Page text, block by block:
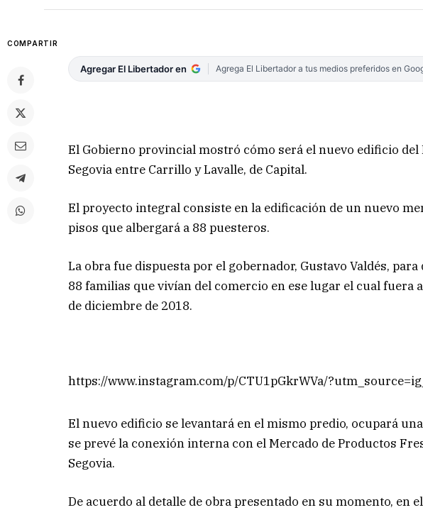
COMPARTIR
Agregar El Libertador en Agrega El Libertador a tus medios preferidos en
El Gobierno provincial mostró cómo será el nuevo edificio
Segovia entre Carrillo y Lavalle, de Capital.
El proyecto integral consiste en la edificación de un nuevo
pisos que albergará a 88 puesteros.
La obra fue dispuesta por el gobernador, Gustavo Valdés,
88 familias que vivían del comercio en ese lugar el cual fuera
de diciembre de 2018.
https://www.instagram.com/p/CTU1pGkrWVa/
El nuevo edificio se levantará en el mismo predio, ocupará
se prevé la conexión interna con el Mercado de Productos
Segovia.
De acuerdo al detalle de obra presentado en su momento, en